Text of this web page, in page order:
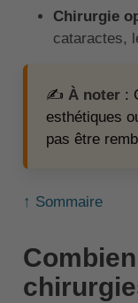
Chirurgie
cataractes,
✍️ À noter:
esthétiques
pas être
↑ Sommaire